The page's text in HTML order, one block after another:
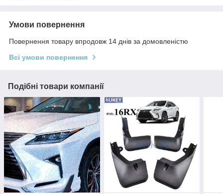
Умови повернення
Повернення товару впродовж 14 днів за домовленістю
Всі умови повернення
Подібні товари компанії